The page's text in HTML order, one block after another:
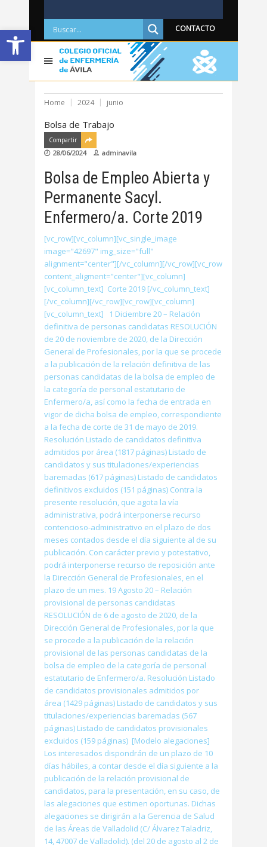
Abrir barra de herramientas CONTACTO
Home 2024 junio
Bolsa de Trabajo
Compartir
28/06/2024 adminavila
Bolsa de Empleo Abierta y
Permanente Sacyl.
Enfermero/a. Corte 2019
[vc_row][vc_column][vc_single_image
image="42697" img_size="full"
alignment="center"][/vc_column][/vc_row][vc_row
content_aligment="center"][vc_column]
[vc_column_text] Corte 2019 [/vc_column_text]
[/vc_column][/vc_row][vc_row][vc_column]
[vc_column_text] 1 Diciembre 20 – Relación
definitiva de personas candidatas RESOLUCIÓN
de 20 de noviembre de 2020, de la Dirección
General de Profesionales, por la que se procede
a la publicación de la relación definitiva de las
personas candidatas de la bolsa de empleo de
la categoría de personal estatutario de
Enfermero/a, así como la fecha de entrada en
vigor de dicha bolsa de empleo, correspondiente
a la fecha de corte de 31 de mayo de 2019.
Resolución Listado de candidatos definitiva
admitidos por área (1817 páginas) Listado de
candidatos y sus titulaciones/experiencias
baremadas (617 páginas) Listado de candidatos
definitivos excluidos (151 páginas) Contra la
presente resolución, que agota la vía
administrativa, podrá interponerse recurso
contencioso-administrativo en el plazo de dos
meses contados desde el día siguiente al de su
publicación. Con carácter previo y potestativo,
podrá interponerse recurso de reposición ante
la Dirección General de Profesionales, en el
plazo de un mes. 19 Agosto 20 – Relación
provisional de personas candidatas
RESOLUCIÓN de 6 de agosto de 2020, de la
Dirección General de Profesionales, por la que
se procede a la publicación de la relación
provisional de las personas candidatas de la
bolsa de empleo de la categoría de personal
estatutario de Enfermero/a. Resolución Listado
de candidatos provisionales admitidos por
área (1429 páginas) Listado de candidatos y sus
titulaciones/experiencias baremadas (567
páginas) Listado de candidatos provisionales
excluidos (159 páginas) [Modelo alegaciones]
Los interesados dispondrán de un plazo de 10
días hábiles, a contar desde el día siguiente a la
publicación de la relación provisional de
candidatos, para la presentación, en su caso, de
las alegaciones que estimen oportunas. Dichas
alegaciones se dirigirán a la Gerencia de Salud
de las Áreas de Valladolid (C/ Álvarez Taladriz,
14, 47007 de Valladolid). (del 20 de agosto al 2 de